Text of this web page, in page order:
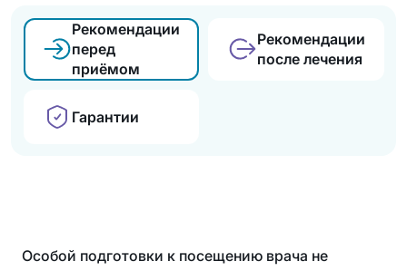
Рекомендации
перед
приёмом
Рекомендации
после лечения
Гарантии
Особой подготовки к посещению врача не